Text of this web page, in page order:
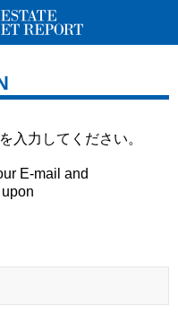
入力してください。
E-mail and